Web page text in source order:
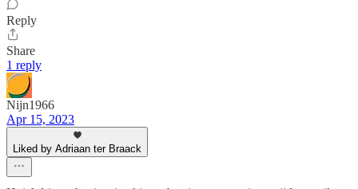
Reply
Share
1 reply
Nijn1966
Apr 15, 2023
Liked by Adriaan ter Braack